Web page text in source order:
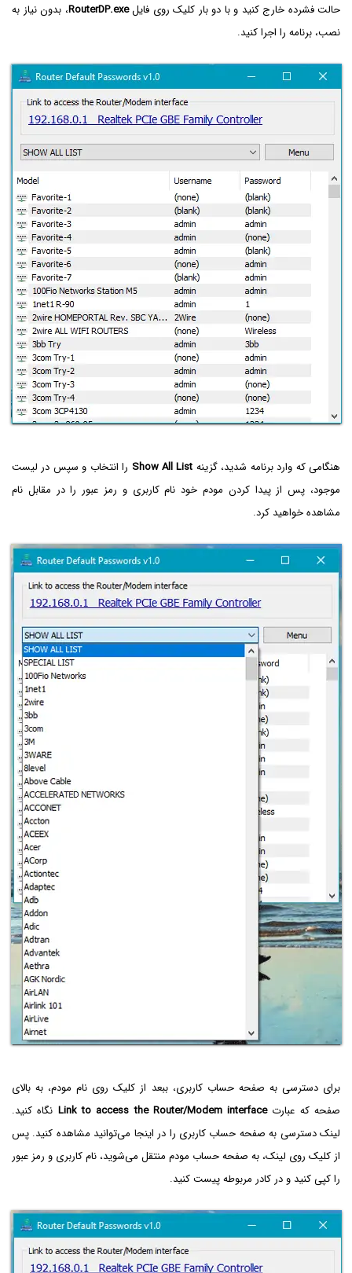
حالت فشرده خارج کنید و با دو بار کلیک روی فایلRouterDP.exe، بدون نیاز به
نصب، برنامه را اجرا کنید.
هنگامی که وارد برنامه شدید، گزینه Show All List را انتخاب و سپس در لیست
موجود، پس از پیدا کردن مودم خود نام کاربری و رمز عبور را در مقابل نام
مشاهده خواهید کرد.
برای دسترسی به صفحه حساب کاربری، ببعد از کلیک روی نام مودم، به بالای
صفحه که عبارتLink to access the Router/Modem interface نگاه کنید.
لینک دسترسی به صفحه حساب کاربری را در اینجا می‌توانید مشاهده کنید. پس
از کلیک روی لینک، به صفحه حساب مودم منتقل می‌شوید، نام کاربری و رمز عبور
را کپی کنید و در کادر مربوطه پیست کنید.